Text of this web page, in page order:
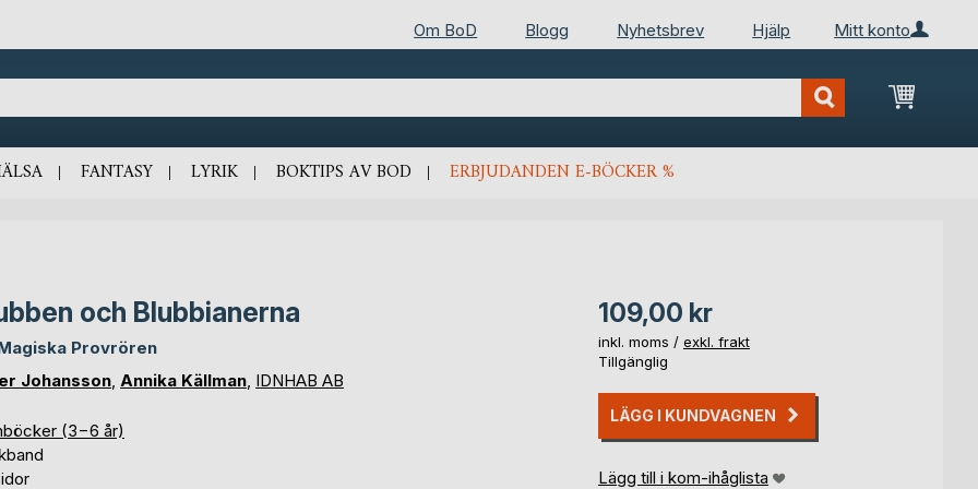
Mitt konto
Om BoD Blogg Nyhetsbrev Hjälp
Min
FANTASY LYRIK BOKTIPS AV BOD ERBJUDANDEN E-BÖCKER %
och Blubbianerna
Provrören
Johansson Annika Källman IDNHAB AB
(3−6 år)
109,00 kr
inkl. moms / exkl. frakt
Tillgänglig
LÄGG I KUNDVAGNEN
Lägg till i kom-ihåglista